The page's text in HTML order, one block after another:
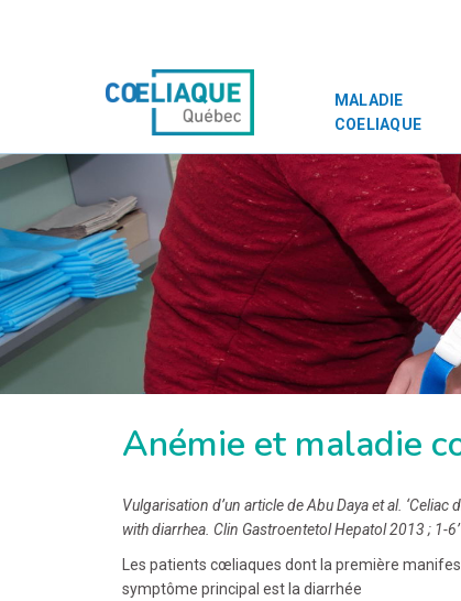
MALADIE
COELIAQUE
Anémie et maladie
Vulgarisation d’un article de Abu Daya et al.
with diarrhea. Clin Gastroentetol Hepatol 2013 ; 1-6’
Les patients cœliaques dont la première
symptôme principal est la diarrhée